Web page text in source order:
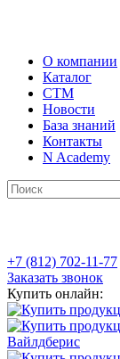
О компании
Каталог
СТМ
Новости
База знаний
Контакты
N Academy
+7 (812) 702-11-77
Заказать звонок
Купить онлайн: